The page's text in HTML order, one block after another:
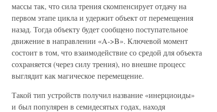
массы так, что сила трения скомпенсирует отдачу на
первом этапе цикла и удержит объект от перемещения
назад. Тогда объекту будет сообщено поступательное
движение в направлении «A->B». Ключевой момент
состоит в том, что взаимодействие со средой для объекта
сохраняется (через силу трения), но внешне процесс
выглядит как магическое перемещение.
Такой тип устройств получил название «инерциоиды»
и был популярен в семидесятых годах, находя